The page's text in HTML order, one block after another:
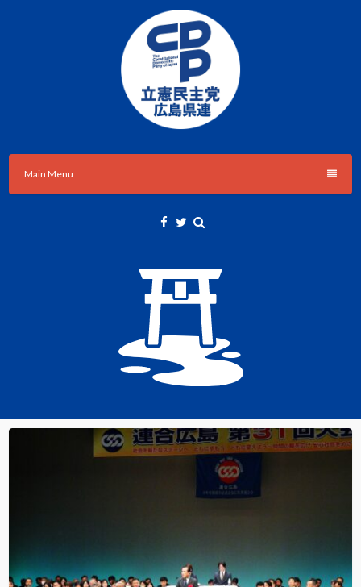
立憲民主党広島県総支部連合会
Main Menu